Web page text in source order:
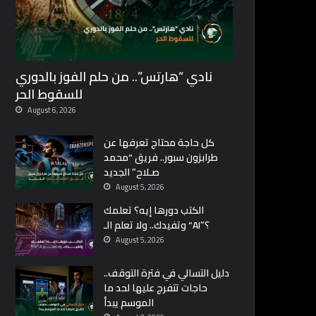
نادي “هارتس”.. من حلم الفوز بالدوري
للسقوط الحر
August 6, 2026
كل حاجة محتاج تعرفها عن
طرابزون سبور.. فريق “محمد
صـلاح” الجديد
August 5, 2026
الكتب دورها إيه؟ تعلمك
وتفيدك.. ولا تعلم الـ “AI”؟
August 5, 2026
دليل التسالي في فترة التوقف..
حاجات تتفرج عليها لحد ما
الموسم يبدأ